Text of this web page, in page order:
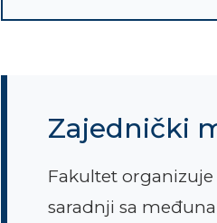
Zajednički
Fakultet
saradnji sa